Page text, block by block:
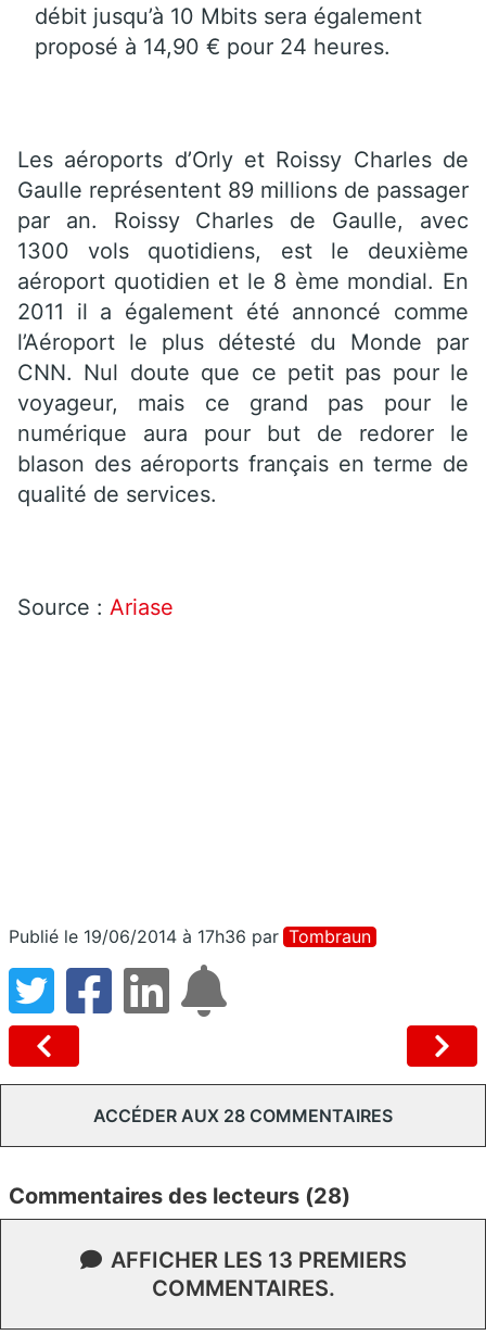
débit jusqu’à 10 Mbits sera également
proposé à 14,90 € pour 24 heures.
Les aéroports d’Orly et Roissy Charles de
Gaulle représentent 89 millions de passager
par an. Roissy Charles de Gaulle, avec
1300 vols quotidiens, est le deuxième
aéroport quotidien et le 8 ème mondial. En
2011 il a également été annoncé comme
l’Aéroport le plus détesté du Monde par
CNN. Nul doute que ce petit pas pour le
voyageur, mais ce grand pas pour le
numérique aura pour but de redorer le
blason des aéroports français en terme de
qualité de services.
Source : Ariase
Publié le 19/06/2014 à 17h36 par Tombraun
ACCÉDER AUX 28 COMMENTAIRES
Commentaires des lecteurs (28)
AFFICHER LES 13 PREMIERS
COMMENTAIRES.